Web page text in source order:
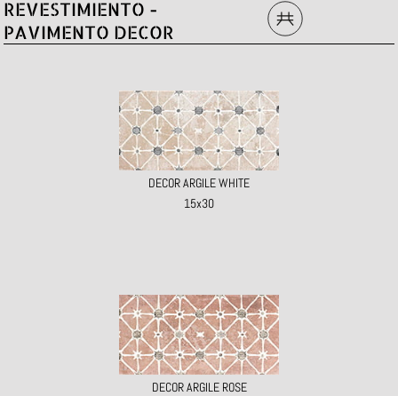
REVESTIMIENTO -
PAVIMENTO DECOR
DECOR ARGILE WHITE
15x30
DECOR ARGILE ROSE